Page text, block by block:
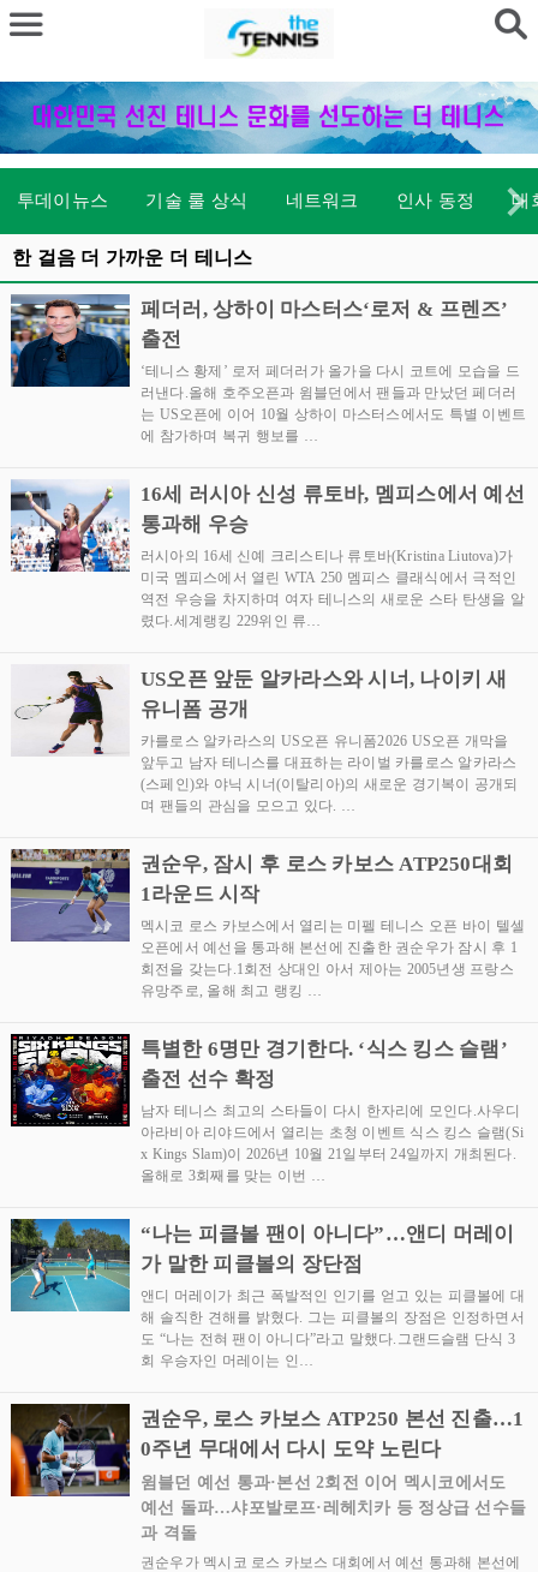
투데이뉴스 기술 룰 상식 네트워크 인사 동정 대
한 걸음 더 가까운 더 테니스
페더러, 상하이 마스터스‘로저 & 프렌즈’
출전
‘테니스 황제’ 로저 페더러가 올가을 다시 코트에 모습을 드
러낸다.올해 호주오픈과 윔블던에서 팬들과 만났던 페더러
는 US오픈에 이어 10월 상하이 마스터스에서도 특별 이벤트
에 참가하며 복귀 행보를 …
16세 러시아 신성 류토바, 멤피스에서 예선
통과해 우승
러시아의 16세 신예 크리스티나 류토바(Kristina Liutova)가
미국 멤피스에서 열린 WTA 250 멤피스 클래식에서 극적인
역전 우승을 차지하며 여자 테니스의 새로운 스타 탄생을 알
렸다.세계랭킹 229위인 류…
US오픈 앞둔 알카라스와 시너, 나이키 새
유니폼 공개
카를로스 알카라스의 US오픈 유니폼2026 US오픈 개막을
앞두고 남자 테니스를 대표하는 라이벌 카를로스 알카라스
(스페인)와 야닉 시너(이탈리아)의 새로운 경기복이 공개되
며 팬들의 관심을 모으고 있다. …
권순우, 잠시 후 로스 카보스 ATP250대회
1라운드 시작
멕시코 로스 카보스에서 열리는 미펠 테니스 오픈 바이 텔셀
오픈에서 예선을 통과해 본선에 진출한 권순우가 잠시 후 1
회전을 갖는다.1회전 상대인 아서 제아는 2005년생 프랑스
유망주로, 올해 최고 랭킹 …
특별한 6명만 경기한다. ‘식스 킹스 슬램’
출전 선수 확정
남자 테니스 최고의 스타들이 다시 한자리에 모인다.사우디
아라비아 리야드에서 열리는 초청 이벤트 식스 킹스 슬램(Si
x Kings Slam)이 2026년 10월 21일부터 24일까지 개최된다.
올해로 3회째를 맞는 이번 …
“나는 피클볼 팬이 아니다”…앤디 머레이
가 말한 피클볼의 장단점
앤디 머레이가 최근 폭발적인 인기를 얻고 있는 피클볼에 대
해 솔직한 견해를 밝혔다. 그는 피클볼의 장점은 인정하면서
도 “나는 전혀 팬이 아니다”라고 말했다.그랜드슬램 단식 3
회 우승자인 머레이는 인…
권순우, 로스 카보스 ATP250 본선 진출…1
0주년 무대에서 다시 도약 노린다
윔블던 예선 통과·본선 2회전 이어 멕시코에서도
예선 돌파…샤포발로프·레헤치카 등 정상급 선수들
과 격돌
권순우가 멕시코 로스 카보스 대회에서 예선 통과해 본선에